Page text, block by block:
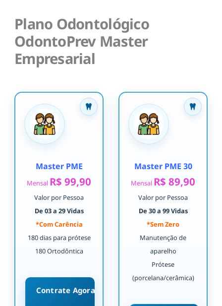
Plano Odontológico
OdontoPrev Master
Empresarial
Master PME
Mensal R$ 99,90
Valor por Pessoa
De 03 a 29 Vidas
*Com Carência
180 dias para prótese
180 Ortodôntica
Contrate Agora
Master PME 30
Mensal R$ 89,90
Valor por Pessoa
De 30 a 99 Vidas
*Sem Zero
Manutenção de
aparelho
Prótese
(porcelana/cerâmica)